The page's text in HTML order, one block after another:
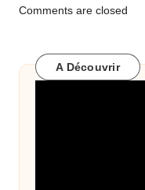
Comments are closed
A Découvrir